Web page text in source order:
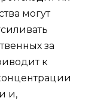
могут
за
к
и,